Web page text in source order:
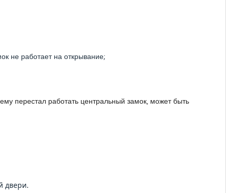
не работает на открывание;
перестал работать центральный замок, может быть
двери.